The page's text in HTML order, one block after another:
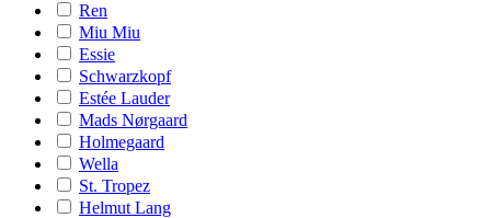
Ren
Miu Miu
Essie
Schwarzkopf
Estée Lauder
Mads Nørgaard
Holmegaard
Wella
St. Tropez
Helmut Lang